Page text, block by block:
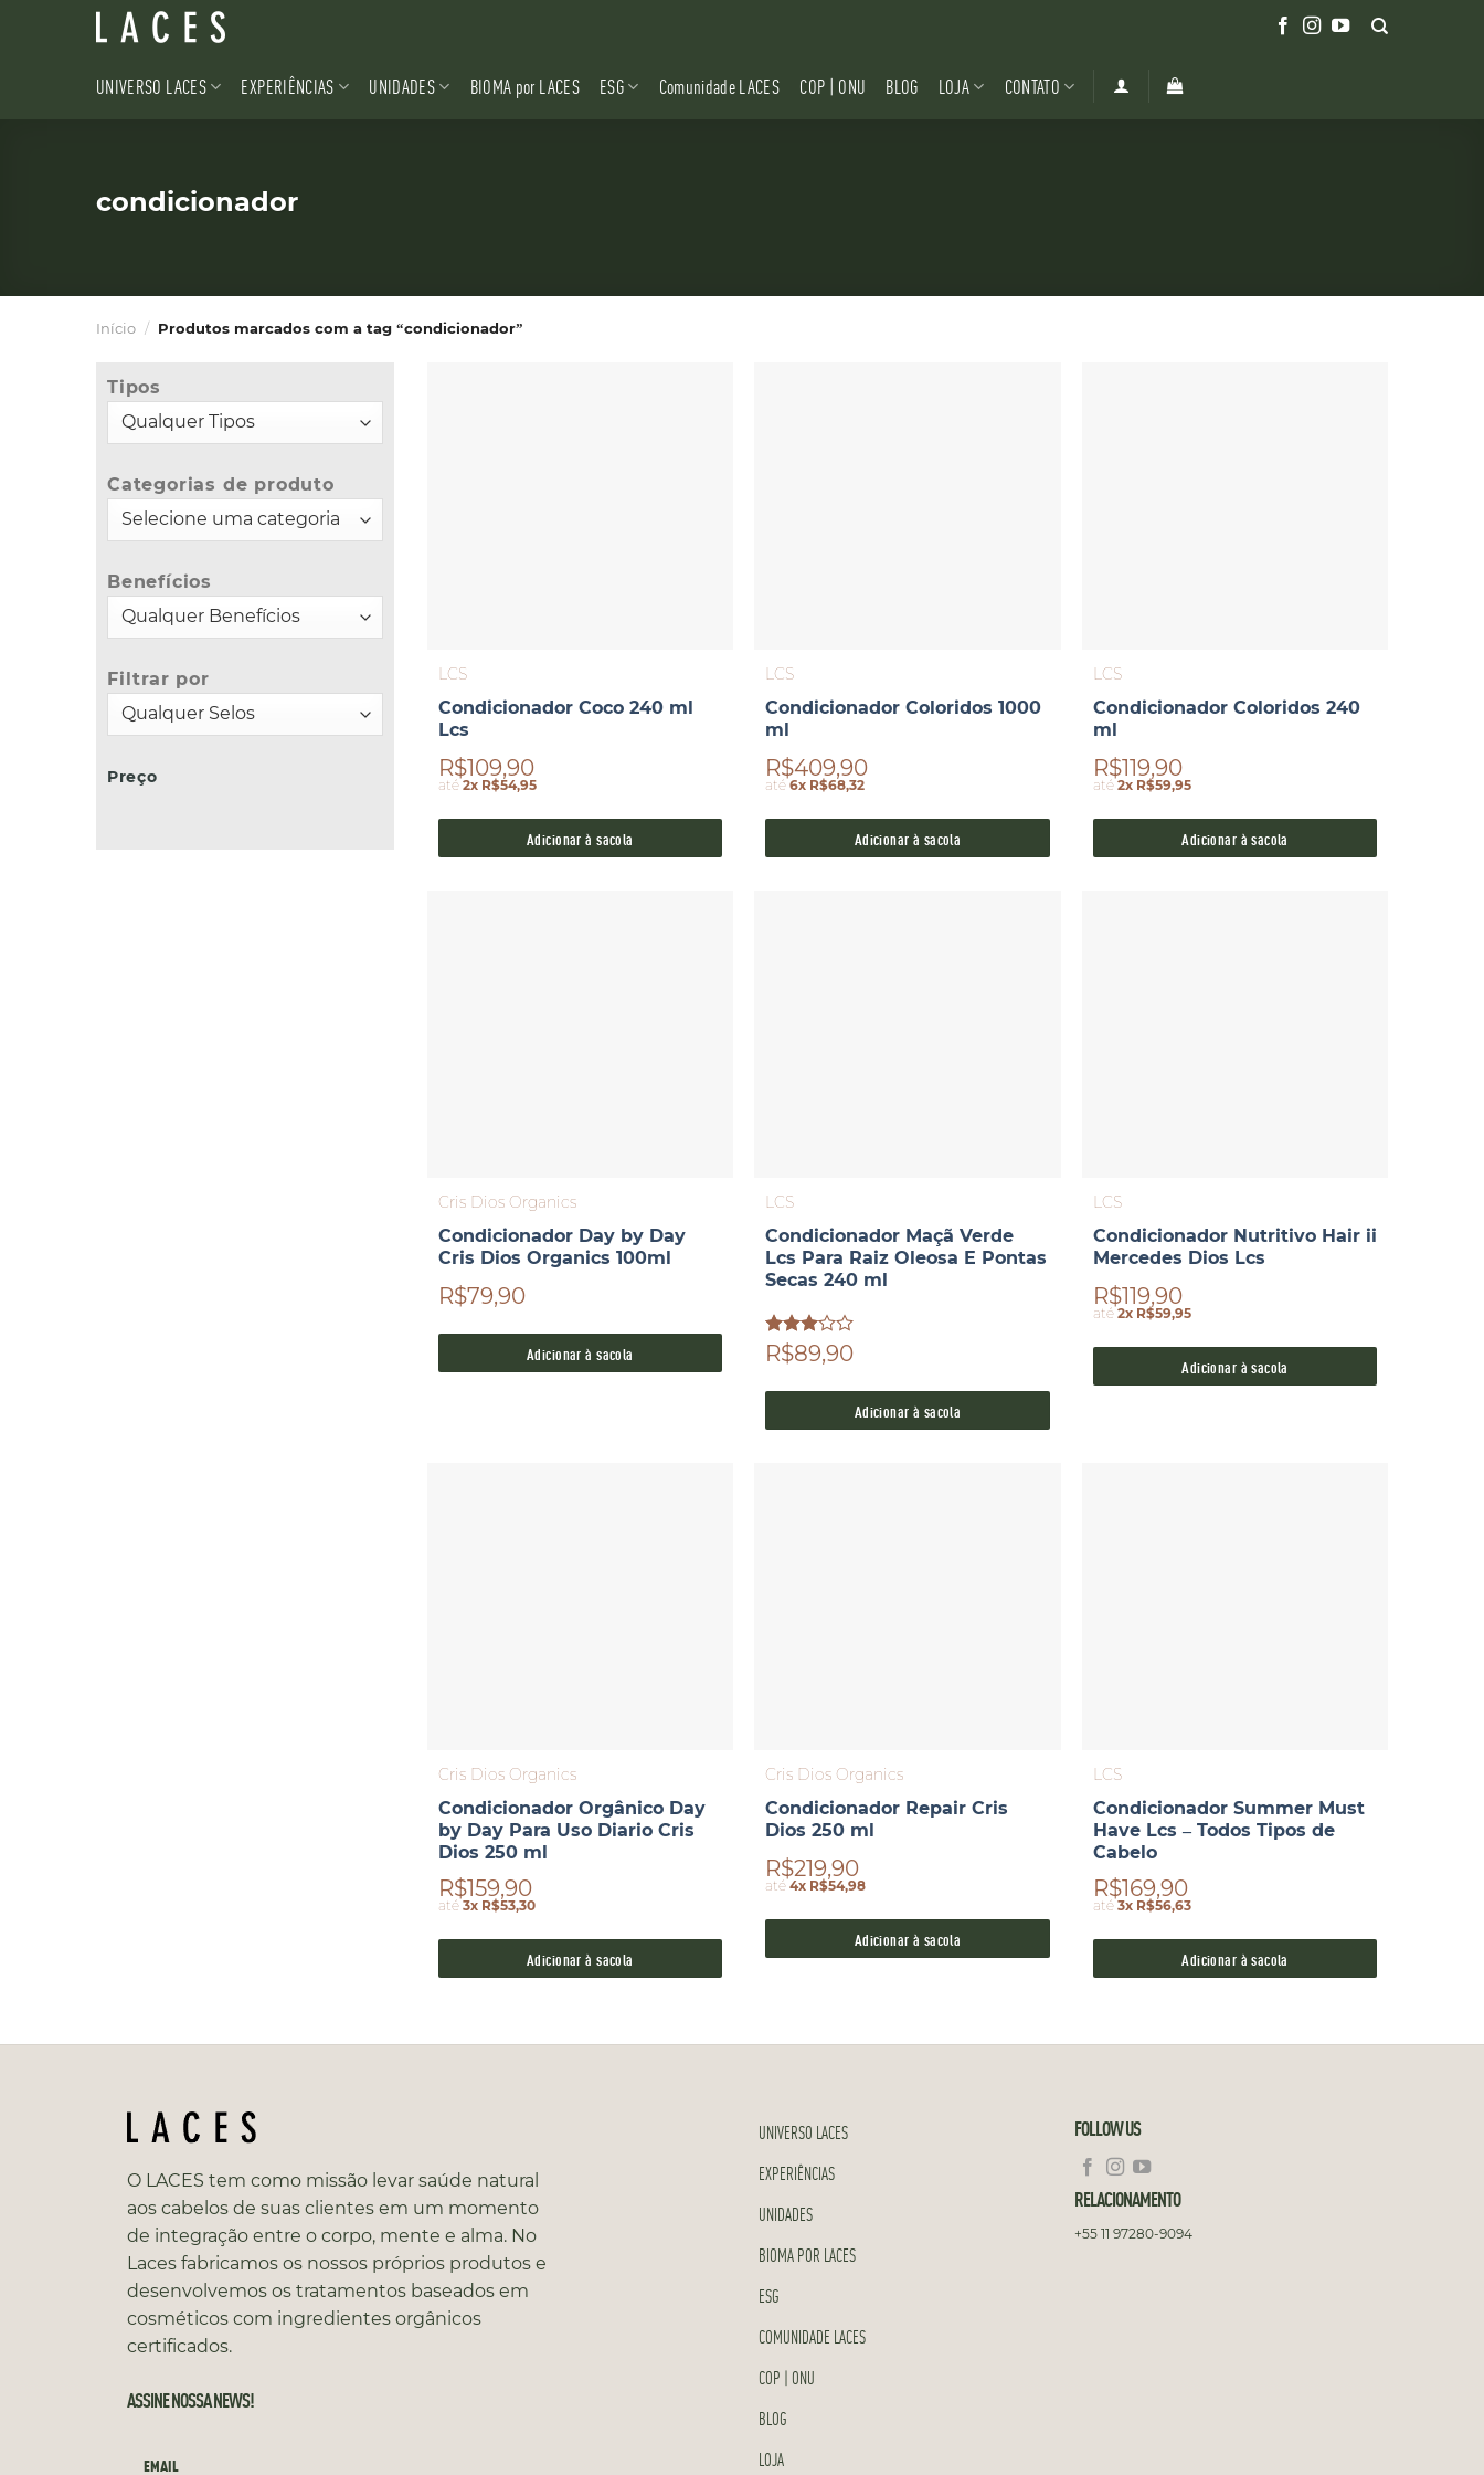
UNIVERSO LACES EXPERIÊNCIAS UNIDADES BIOMA por LACES ESG Comunidade LACES COP | ONU BLOG LOJA CONTATO
condicionador
Início / Produtos marcados com a tag “condicionador”
Tipos
Categorias de produto
Benefícios
Filtrar por
Preço
LCS
Condicionador Coco 240 ml
Lcs
R$109,90
até2x R$54,95
Adicionar à sacola
LCS
Condicionador Coloridos 1000
ml
R$409,90
até 6x R$68,32
Adicionar à sacola
LCS
Condicionador Coloridos 240
ml
R$119,90
até 2x R$59,95
Adicionar à sacola
Cris Dios Organics
Condicionador Day by Day
Cris Dios Organics 100ml
R$79,90
Adicionar à sacola
LCS
Condicionador Maçã Verde
Lcs Para Raiz Oleosa E Pontas
Secas 240 ml
Avaliação
3.00
R$89,90
Adicionar à sacola
LCS
Condicionador Nutritivo Hair ii
Mercedes Dios Lcs
R$119,90
até 2x R$59,95
Adicionar à sacola
Cris Dios Organics
Condicionador Orgânico Day
by Day Para Uso Diario Cris
Dios 250 ml
R$159,90
até3x R$53,30
Adicionar à sacola
Cris Dios Organics
Condicionador Repair Cris
Dios 250 ml
R$219,90
até 4x R$54,98
Adicionar à sacola
LCS
Condicionador Summer Must
Have Lcs – Todos Tipos de
Cabelo
R$169,90
até 3x R$56,63
Adicionar à sacola
O LACES tem como missão levar saúde natural
aos cabelos de suas clientes em um momento
de integração entre o corpo, mente e alma. No
Laces fabricamos os nossos próprios produtos e
desenvolvemos os tratamentos baseados em
cosméticos com ingredientes orgânicos
certificados.
ASSINE NOSSA NEWS!
EMAIL
UNIVERSO LACES
EXPERIÊNCIAS
UNIDADES
BIOMA POR LACES
ESG
COMUNIDADE LACES
COP | ONU
BLOG
LOJA
FOLLOW US
RELACIONAMENTO
+55 11 97280-9094